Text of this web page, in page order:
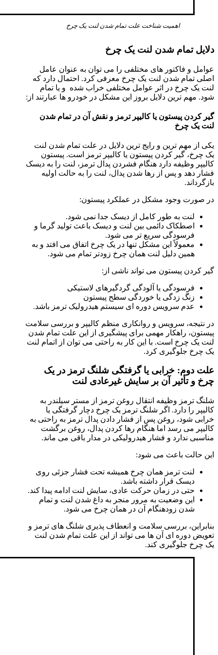
اهمیت شناخت علت تمام شدن لنت یک چرخ
دلایل تمام شدن لنت یک چرخ
عوامل و فاکتور های مختلفی را می توان به عنوان عامل
اصلی تمام شدن لنت یک چرخ معرفی کرد. احتمال دارد که
لنت یک چرخ در اثر عوامل مختلفی خراب شده و یا تمام
شود. مهم ترین دلایل بروز این مشکل در خودرو ها عبارتند از:
گیر کردن پیستون یا کالیپر ترمز و نقش آن در تمام شدن
لنت یک چرخ
یکی از مهم ترین و رایج ترین دلایل در علت تمام شدن لنت
یک چرخ، گیر کردن پیستون یا کالیپر ترمز است. پیستون
کالیپر وظیفه دارد هنگام فشردن پدال ترمز، لنت را به دیسک
فشار دهد و پس از رها شدن پدال، لنت را به حالت اولیه
بازگرداند.
در صورت وجود مشکل در عملکرد پیستون:
لنت به طور کامل از دیسک جدا نمی شود.
اصطکاک دائمی بین لنت و دیسک باعث تولید گرما و
فرسودگی سریع تر می شود.
معمولاً این مشکل تنها در یک چرخ اتفاق می افتد و به
همین دلیل لنت همان چرخ زودتر تمام می شود.
گیر کردن پیستون می تواند ناشی از:
فرسودگی یا آلودگی گردگیرهای لاستیکی
زنگ زدگی یا خوردگی سطح پیستون
عدم سرویس دوره ای سیستم هیدرولیک ترمز باشد.
در نتیجه، سرویس و روانکاری منظم کالیپر و بررسی سلامت
پیستون، راهکار مهمی برای پیشگیری از این علت تمام شدن
لنت یک چرخ است. با این کار به راحتی می توان از اتمام لنت
یک چرخ جلوگیری کرد.
علت دوم: خرابی یا گرفتگی شلنگ ترمز در یک
چرخ و تأثیر آن بر سایش غیرعادی لنت
شلنگ ترمز وظیفه انتقال روغن ترمز از مستر سیلندر به
کالیپر را دارد. اگر شلنگ ترمز یک چرخ دچار گرفتگی یا
خرابی شود، روغن پس از فشار دادن پدال ترمز به راحتی به
کالیپر می رسد اما هنگام رها کردن پدال، روغن برگشت
مناسبی ندارد و فشار هیدرولیکی در مدار باقی می ماند.
این حالت باعث می شود:
لنت ترمز همان چرخ همیشه تحت فشار جزئی روی
دیسک قرار داشته باشد.
حتی در زمان حرکت عادی، سایش لنت ادامه پیدا کند.
این وضعیت به مرور منجر به داغ شدن لنت و تمام
شدن زودهنگام آن در همان چرخ می شود.
بنابراین، بررسی سلامت و انعطاف پذیری شلنگ های ترمز و
تعویض دوره ای آن ها می تواند از این علت تمام شدن لنت
یک چرخ جلوگیری کند.